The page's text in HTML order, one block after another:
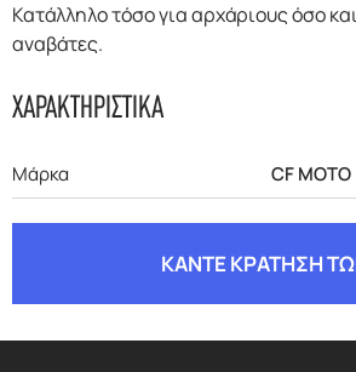
Κατάλληλο τόσο για αρχάριους όσο
αναβάτες.
ΧΑΡΑΚΤΗΡΙΣΤΙΚΑ
Μάρκα CF MOTO
ΚΑΝΤΕ ΚΡΑΤΗΣΗ